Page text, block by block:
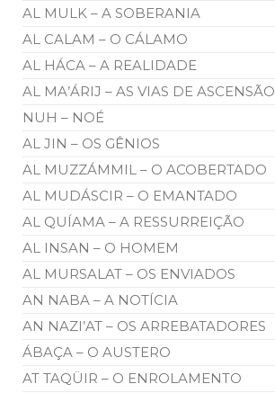
AL MULK – A SOBERANIA
AL CALAM – O CÁLAMO
AL HÁCA – A REALIDADE
AL MA’ÁRIJ – AS VIAS DE ASCENSÃO
NUH – NOÉ
AL JIN – OS GÊNIOS
AL MUZZÁMMIL – O ACOBERTADO
AL MUDÁSCIR – O EMANTADO
AL QUÍAMA – A RESSURREIÇÃO
AL INSAN – O HOMEM
AL MURSALAT – OS ENVIADOS
AN NABA – A NOTÍCIA
AN NAZI’AT – OS ARREBATADORES
ÁBAÇA – O AUSTERO
AT TAQÜIR – O ENROLAMENTO